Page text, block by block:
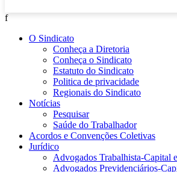
f
O Sindicato
Conheça a Diretoria
Conheça o Sindicato
Estatuto do Sindicato
Politica de privacidade
Regionais do Sindicato
Notícias
Pesquisar
Saúde do Trabalhador
Acordos e Convenções Coletivas
Jurídico
Advogados Trabalhista-Capital
Advogados Previdenciários-